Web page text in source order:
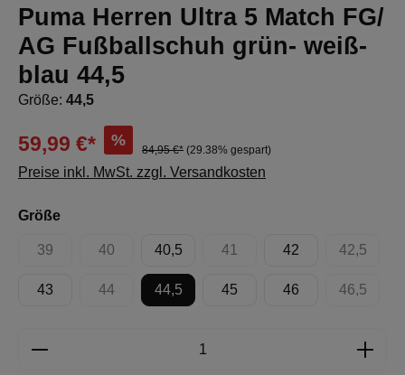
Puma Herren Ultra 5 Match FG/
AG Fußballschuh grün- weiß-
blau 44,5
Größe: 44,5
59,99 €* %
84,95 €* (29.38% gespart)
Preise inkl. MwSt. zzgl. Versandkosten
Größeauswählen
39
(Diese Option ist zurzeit nicht verfügbar.)
40
(Diese Option ist zurzeit nicht verfügbar.)
40,5 41
(Diese Option ist zurzeit nicht
42 42,5
(Diese
43 44
(Diese Option ist zurzeit nicht verfügbar.)
44,5 45 46 46,5
(Diese
Produkt Anzahl: Gib den gewünschten